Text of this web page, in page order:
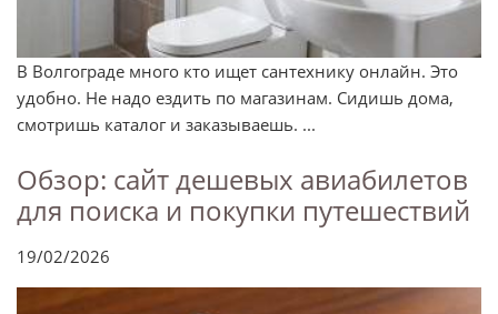
В Волгограде много кто ищет сантехнику онлайн. Это
удобно. Не надо ездить по магазинам. Сидишь дома,
смотришь каталог и заказываешь. ...
Обзор: сайт дешевых авиабилетов
для поиска и покупки путешествий
19/02/2026